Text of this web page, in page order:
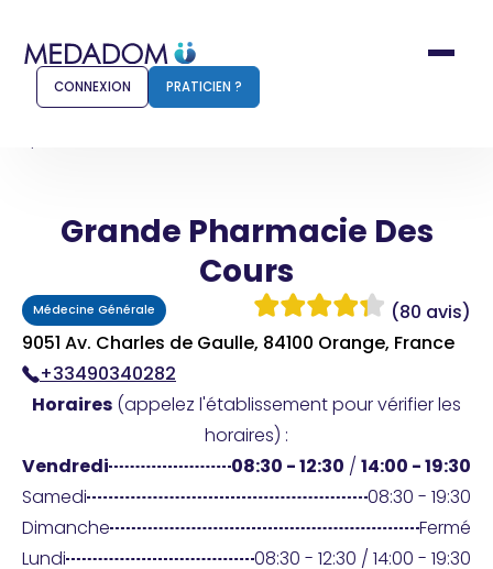
Comment ça marche ?
Pour les patients
Pharmacien
Connexion
Praticien ?
CONNEXION PRATICIEN ?
Grande Pharmacie Des
Cours
Médecine Générale
(80 avis)
9051 Av. Charles de Gaulle, 84100 Orange, France
+33490340282
Horaires (appelez l'établissement pour vérifier les
horaires) :
Vendredi
08:30 - 12:30 / 14:00 - 19:30
Samedi
08:30 - 19:30
Dimanche
Fermé
Lundi
08:30 - 12:30 / 14:00 - 19:30